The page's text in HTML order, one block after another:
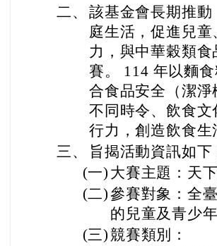
二、 該基金會長期推
庭生活，促進兒
力，與中華穀類
賽。 114 年以麵
合食品安全（潔
不同時令、飲食
行力，創造飲食
三、
旨揭活動資訊如下
(一) 大賽主題：天
(二)參賽對象：全
的兒童及青少
(三)競賽類別：